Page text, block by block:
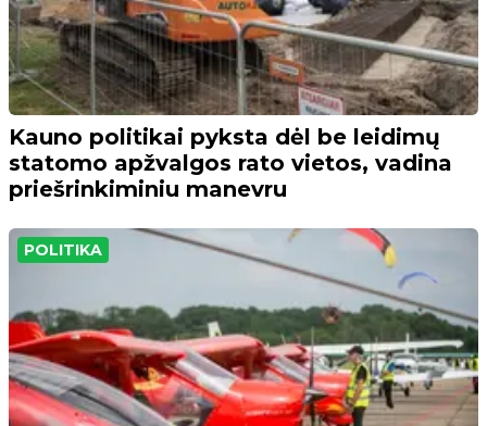
Kauno politikai pyksta dėl be leidimų
statomo apžvalgos rato vietos, vadina
priešrinkiminiu manevru
POLITIKA